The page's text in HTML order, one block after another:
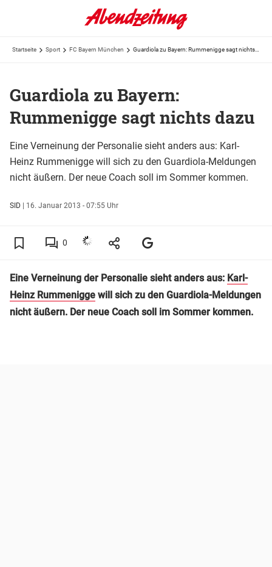
Startseite Sport FC Bayern München
Guardiola zu Bayern:
Rummenigge sagt nichts dazu
Eine Verneinung der Personalie sieht anders aus: Karl-
Heinz Rummenigge will sich zu den Guardiola-Meldungen
nicht äußern. Der neue Coach soll im Sommer kommen.
SID | 16. Januar 2013 - 07:55 Uhr
0
Eine Verneinung der Personalie sieht anders aus: Karl-
Heinz Rummenigge will sich zu den Guardiola-Meldungen
nicht äußern. Der neue Coach soll im Sommer kommen.